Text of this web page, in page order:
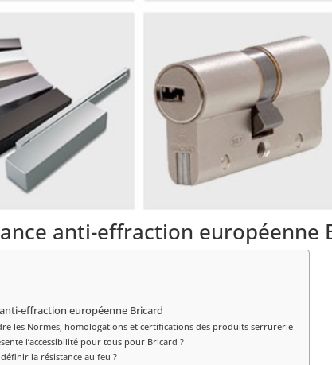
anti-effraction européenne
effraction européenne Bricard
les Normes, homologations et certifications des produits serrurerie
l’accessibilité pour tous pour Bricard ?
la résistance au feu ?